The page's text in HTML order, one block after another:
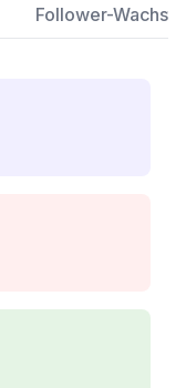
Follower-